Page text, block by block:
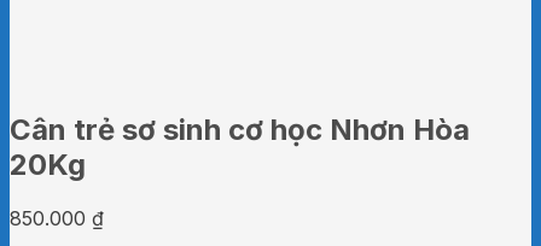
Cân trẻ sơ sinh cơ học Nhơn Hòa
20Kg
850.000 ₫